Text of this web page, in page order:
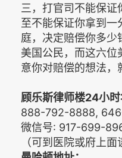
三，打官司不能保
至不能保证你拿到一
庭，决定赔偿你多少
美国公民，而这六位
意你对赔偿的想法，
顾乐斯律师楼24小时
888-792-8888,
微信号: 917-699-
（可到医院或府上